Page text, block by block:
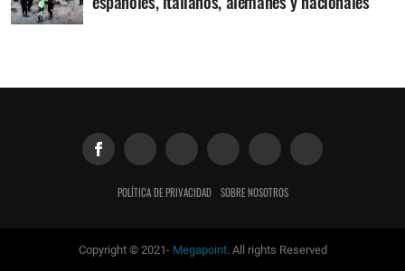
POLÍTICA DE PRIVACIDAD SOBRE NOSOTROS
Copyright © 2021- Megapoint. All rights Reserved